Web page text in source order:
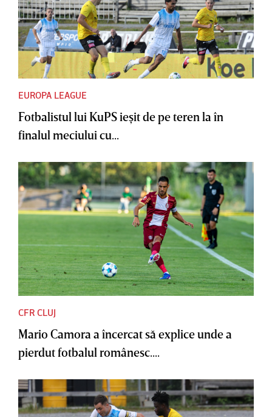
EUROPA LEAGUE
Fotbalistul lui KuPS ieşit de pe teren la în
finalul meciului cu...
CFR CLUJ
Mario Camora a încercat să explice unde a
pierdut fotbalul românesc....